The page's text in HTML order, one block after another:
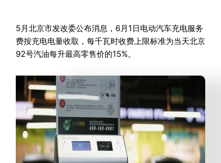
5月北京市发改委公布消息，6月1日电动汽车充电服务
费按充电电量收取，每千瓦时收费上限标准为当天北京
92号汽油每升最高零售价的15%。